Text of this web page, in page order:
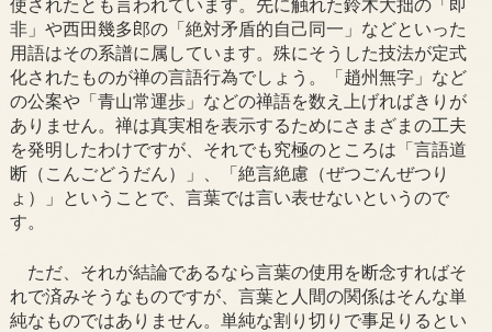
使されたとも言われています。先に触れた鈴木大拙の「即
非」や西田幾多郎の「絶対矛盾的自己同一」などといった
用語はその系譜に属しています。殊にそうした技法が定式
化されたものが禅の言語行為でしょう。「趙州無字」など
の公案や「青山常運歩」などの禅語を数え上げればきりが
ありません。禅は真実相を表示するためにさまざまの工夫
を発明したわけですが、それでも究極のところは「言語道
断（こんごどうだん）」、「絶言絶慮（ぜつごんぜつり
ょ）」ということで、言葉では言い表せないというので
す。
ただ、それが結論であるなら言葉の使用を断念すればそ
れで済みそうなものですが、言葉と人間の関係はそんな単
純なものではありません。単純な割り切りで事足りるとい